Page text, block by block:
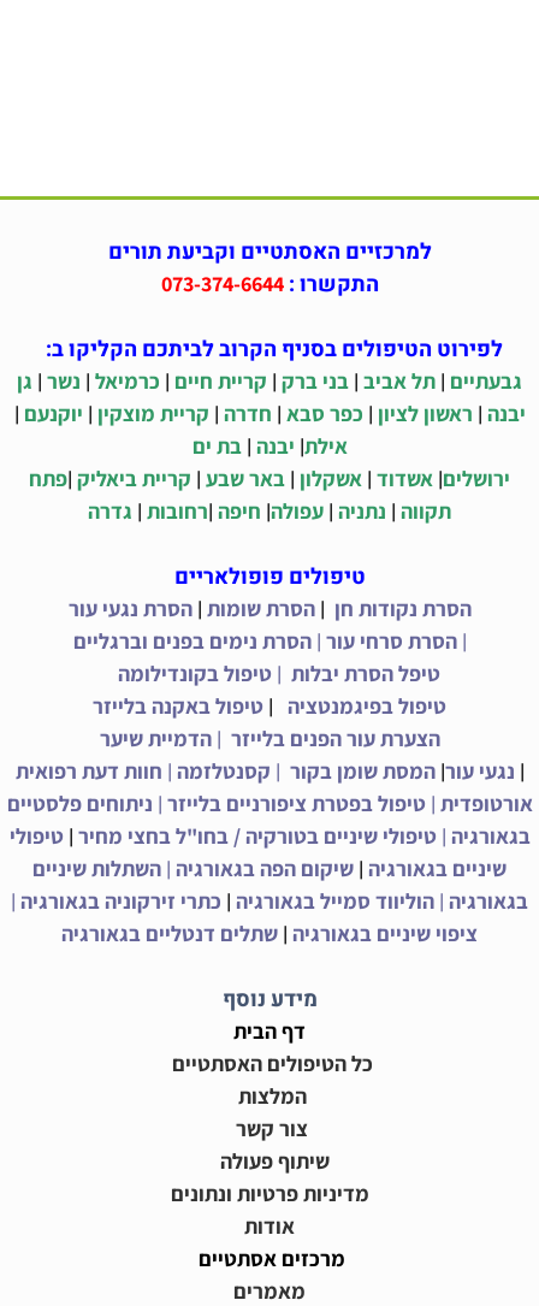
למרכזיים האסתטיים וקביעת תורים
התקשרו : 073-374-6644
לפירוט הטיפולים בסניף הקרוב לביתכם הקליקו ב:
גבעתיים | תל אביב | בני ברק | קריית חיים | כרמיאל | נשר | גן
יבנה | ראשון לציון | כפר סבא | חדרה | קריית מוצקין | יוקנעם |
אילת| יבנה |בת ים
ירושלים| אשדוד | אשקלון | באר שבע | קריית ביאליק |פתח
תקווה | נתניה | עפולה| חיפה |רחובות | גדרה
טיפולים פופולאריים
הסרת נקודות חן |הסרת שומות |הסרת נגעי עור
|הסרת סרחי עור |הסרת נימים בפנים וברגליים
טיפל הסרת יבלות | טיפול בקונדילומה
טיפול בפיגמנטציה
| טיפול באקנה בלייזר
הצערת עור הפנים בלייזר |הדמיית שיער
| נגעי עור|המסת שומן בקור | קסנטלזמה | חוות דעת רפואית
אורטופדית |טיפול בפטרת ציפורניים בלייזר | ניתוחים פלסטיים
בגאורגיה |טיפולי שיניים בטורקיה / בחו"ל בחצי מחיר |טיפולי
שיניים בגאורגיה | שיקום הפה בגאורגיה | השתלות שיניים
בגאורגיה | הוליווד סמייל בגאורגיה | כתרי זירקוניה בגאורגיה |
ציפוי שיניים בגאורגיה | שתלים דנטליים בגאורגיה
מידע נוסף
דף הבית
כל הטיפולים האסתטיים
המלצות
צור קשר
שיתוף פעולה
מדיניות פרטיות ונתונים
אודות
מרכזים אסתטיים
מאמרים